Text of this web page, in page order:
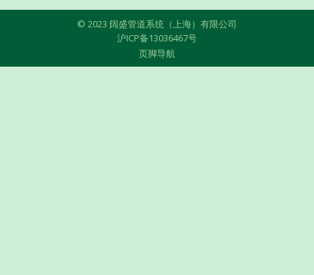
© 2023 阔盛管道系统（上海）有限公司
沪ICP备13036467号
页脚导航